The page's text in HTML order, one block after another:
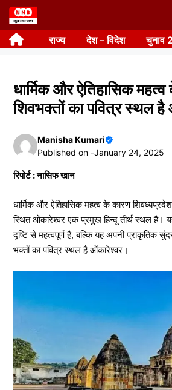
Skip
to
content राज्य देश – विदेश चुनाव
धार्मिक और ऐतिहासिक
शिवभक्तों का पवित्र स्थल है
Manisha Kumari
Published on -January 24, 2025
रिपोर्ट : नासिफ खान
धार्मिक और ऐतिहासिक महत्व के कारण
स्थित ओंकारेश्वर एक प्रमुख हिन्दू तीर्थ स्थल है।
दृष्टि से महत्वपूर्ण है, बल्कि यह अपनी प्राकृतिक
भक्तों का पवित्र स्थल है ओंकारेश्वर।